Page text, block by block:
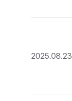
2025.08.23